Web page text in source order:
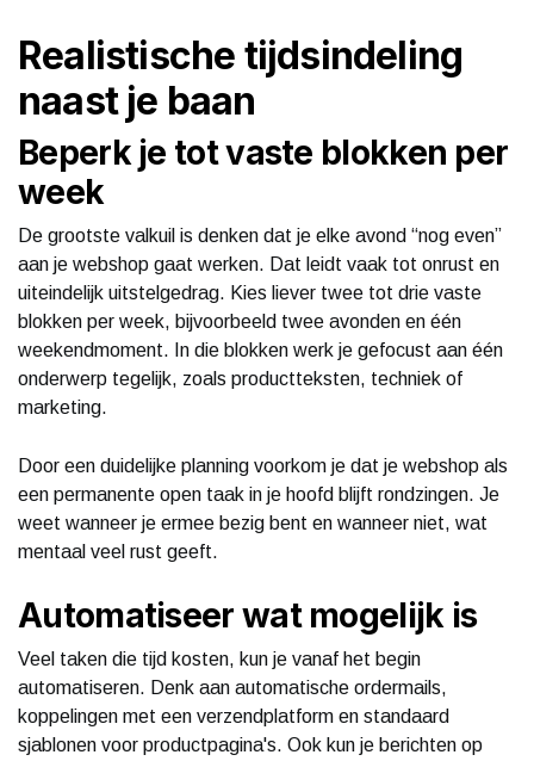
Realistische tijdsindeling
naast je baan
Beperk je tot vaste blokken per
week
De grootste valkuil is denken dat je elke avond “nog even”
aan je webshop gaat werken. Dat leidt vaak tot onrust en
uiteindelijk uitstelgedrag. Kies liever twee tot drie vaste
blokken per week, bijvoorbeeld twee avonden en één
weekendmoment. In die blokken werk je gefocust aan één
onderwerp tegelijk, zoals productteksten, techniek of
marketing.
Door een duidelijke planning voorkom je dat je webshop als
een permanente open taak in je hoofd blijft rondzingen. Je
weet wanneer je ermee bezig bent en wanneer niet, wat
mentaal veel rust geeft.
Automatiseer wat mogelijk is
Veel taken die tijd kosten, kun je vanaf het begin
automatiseren. Denk aan automatische ordermails,
koppelingen met een verzendplatform en standaard
sjablonen voor productpagina's. Ook kun je berichten op